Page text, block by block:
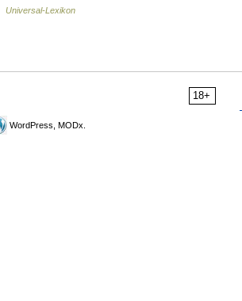
Universal-Lexikon
18+
WordPress, MODx.